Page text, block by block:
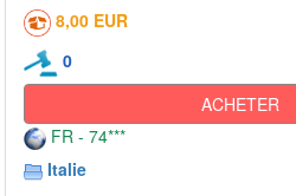
8,00 EUR
0
ACHETER
FR - 74***
Italie